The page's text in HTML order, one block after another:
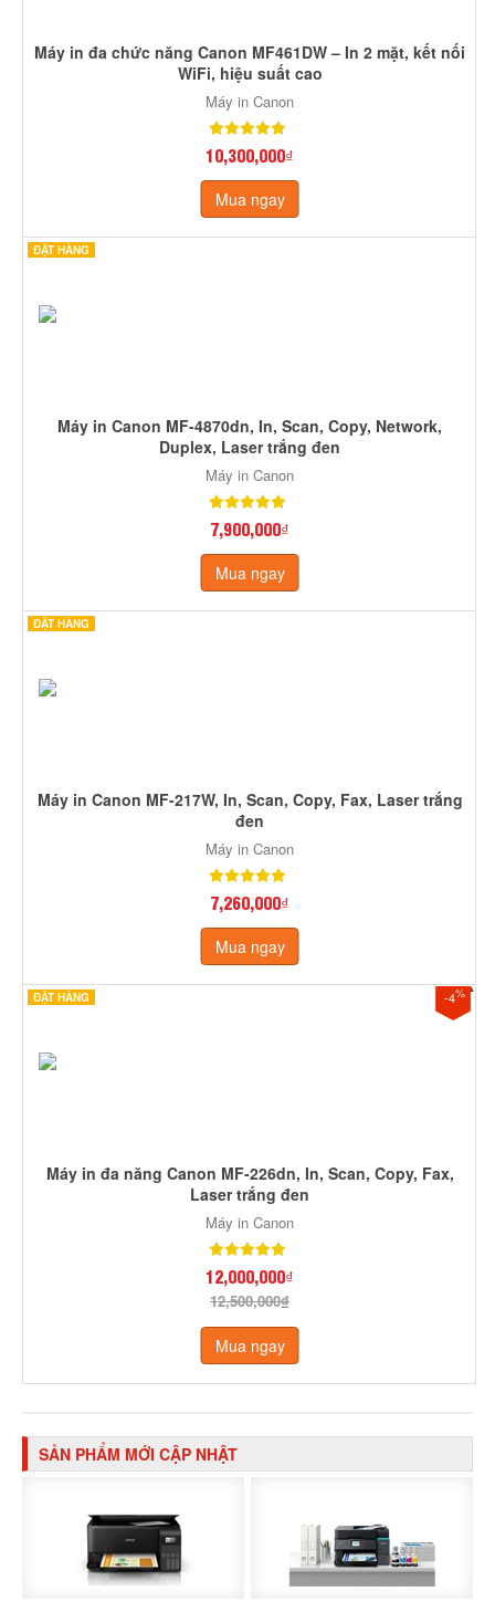
Máy in đa chức năng Canon MF461DW – In 2 mặt, kết nối
WiFi, hiệu suất cao
Máy in Canon
10,300,000₫
Mua ngay
ĐẶT HÀNG
Máy in Canon MF-4870dn, In, Scan, Copy, Network,
Duplex, Laser trắng đen
Máy in Canon
7,900,000₫
Mua ngay
ĐẶT HÀNG
Máy in Canon MF-217W, In, Scan, Copy, Fax, Laser trắng
đen
Máy in Canon
7,260,000₫
Mua ngay
-4%
ĐẶT HÀNG
Máy in đa năng Canon MF-226dn, In, Scan, Copy, Fax,
Laser trắng đen
Máy in Canon
12,000,000₫
12,500,000₫
Mua ngay
SẢN PHẨM MỚI CẬP NHẬT